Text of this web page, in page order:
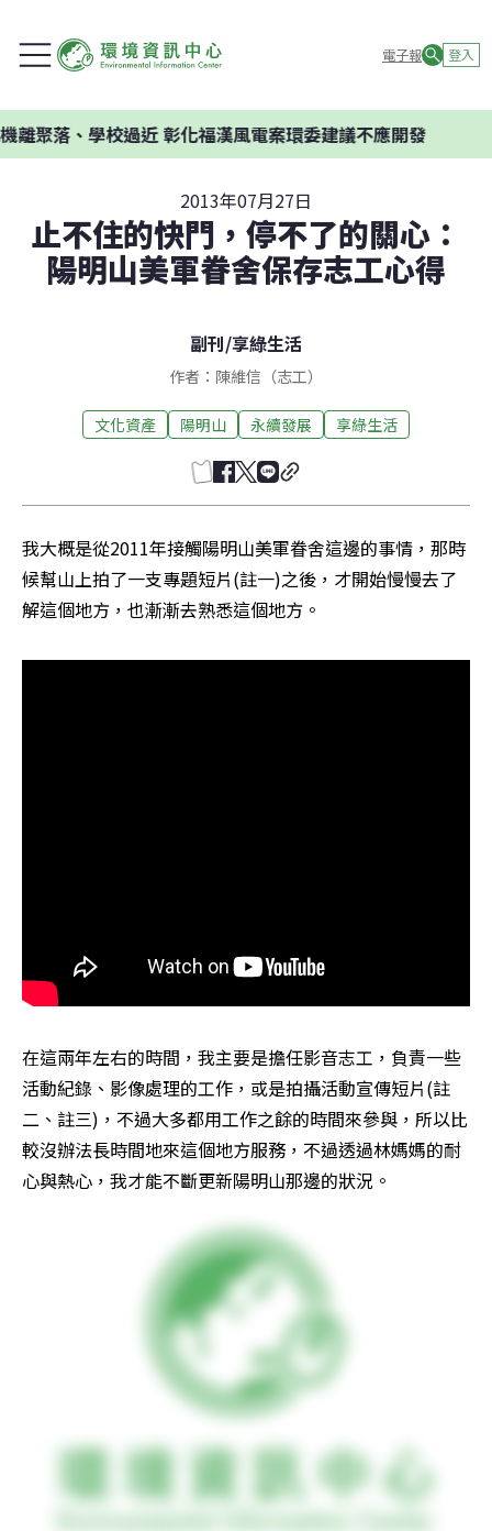
電子報 登入
聚落、學校過近 彰化福漢風電案環委建議不應開發
2013年07月27日
止不住的快門，停不了的關心：
陽明山美軍眷舍保存志工心得
副刊/享綠生活
作者：陳維信（志工）
文化資產 陽明山 永續發展 享綠生活
我大概是從2011年接觸陽明山美軍眷舍這邊的事情，那時
候幫山上拍了一支專題短片(註一)之後，才開始慢慢去了
解這個地方，也漸漸去熟悉這個地方。
在這兩年左右的時間，我主要是擔任影音志工，負責一些
活動紀錄、影像處理的工作，或是拍攝活動宣傳短片(註
二、註三)，不過大多都用工作之餘的時間來參與，所以比
較沒辦法長時間地來這個地方服務，不過透過林媽媽的耐
心與熱心，我才能不斷更新陽明山那邊的狀況。